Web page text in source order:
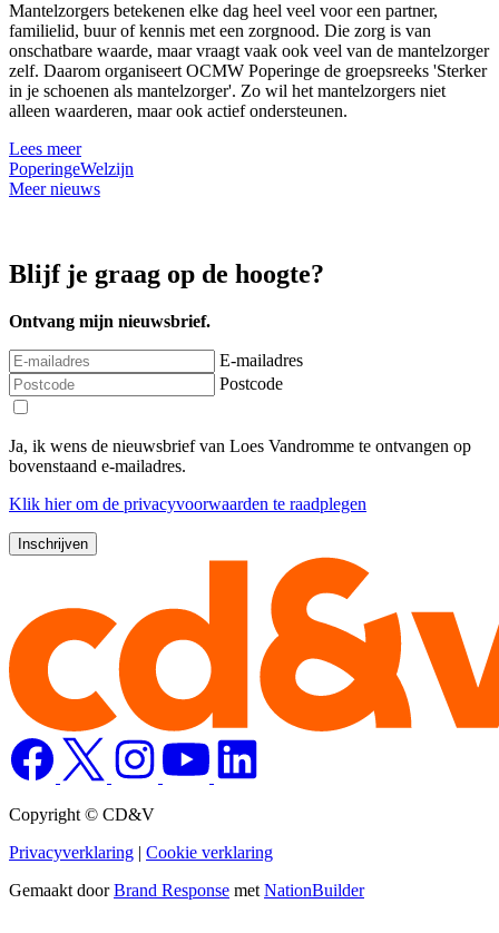
Mantelzorgers betekenen elke dag heel veel voor een partner,
familielid, buur of kennis met een zorgnood. Die zorg is van
onschatbare waarde, maar vraagt vaak ook veel van de mantelzorger
zelf. Daarom organiseert OCMW Poperinge de groepsreeks 'Sterker
in je schoenen als mantelzorger'. Zo wil het mantelzorgers niet
alleen waarderen, maar ook actief ondersteunen.
Lees meer
PoperingeWelzijn
Meer nieuws
Blijf je graag op de hoogte?
Ontvang mijn nieuwsbrief.
E-mailadres
Postcode
Ja, ik wens de nieuwsbrief van Loes Vandromme te ontvangen op
bovenstaand e-mailadres.
Klik hierom de privacyvoorwaarden te raadplegen
Copyright © CD&V
Privacyverklaring | Cookie verklaring
Gemaakt doorBrand Response met NationBuilder